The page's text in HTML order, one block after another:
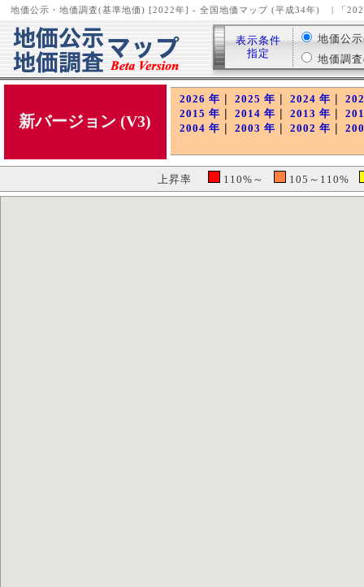
地価公示・地価調査(基準地価) [2022年] - 全国地価マップ (平成34年) | 「
表示条件
指定
地価公
地価調
新バージョン (V3)
2026 年 2025 年 2024 年
2015 年
2014 年 2013 年
2004 年
2003 年 2002 年
上昇率 110%～ 105～110%